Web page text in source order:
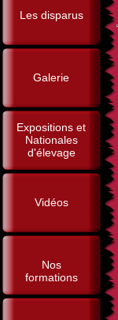
Les disparus
Galerie
Expositions et
Nationales
d'élevage
Vidéos
Nos
formations